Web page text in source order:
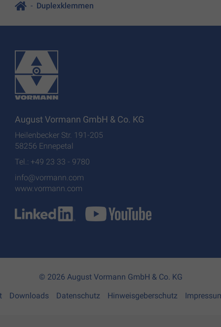
Duplexklemmen
August Vormann GmbH & Co. KG
Heilenbecker Str. 191-205
58256 Ennepetal
Tel.: +49 23 33 - 9780
info@vormann.com
www.vormann.com
© 2026 August Vormann GmbH & Co. KG
Downloads Datenschutz Hinweisgeberschutz